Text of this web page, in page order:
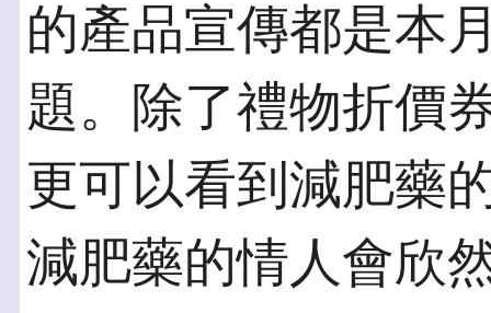
的產品宣傳都是本
題。除了禮物折價
更可以看到減肥藥
減肥藥的情人會欣